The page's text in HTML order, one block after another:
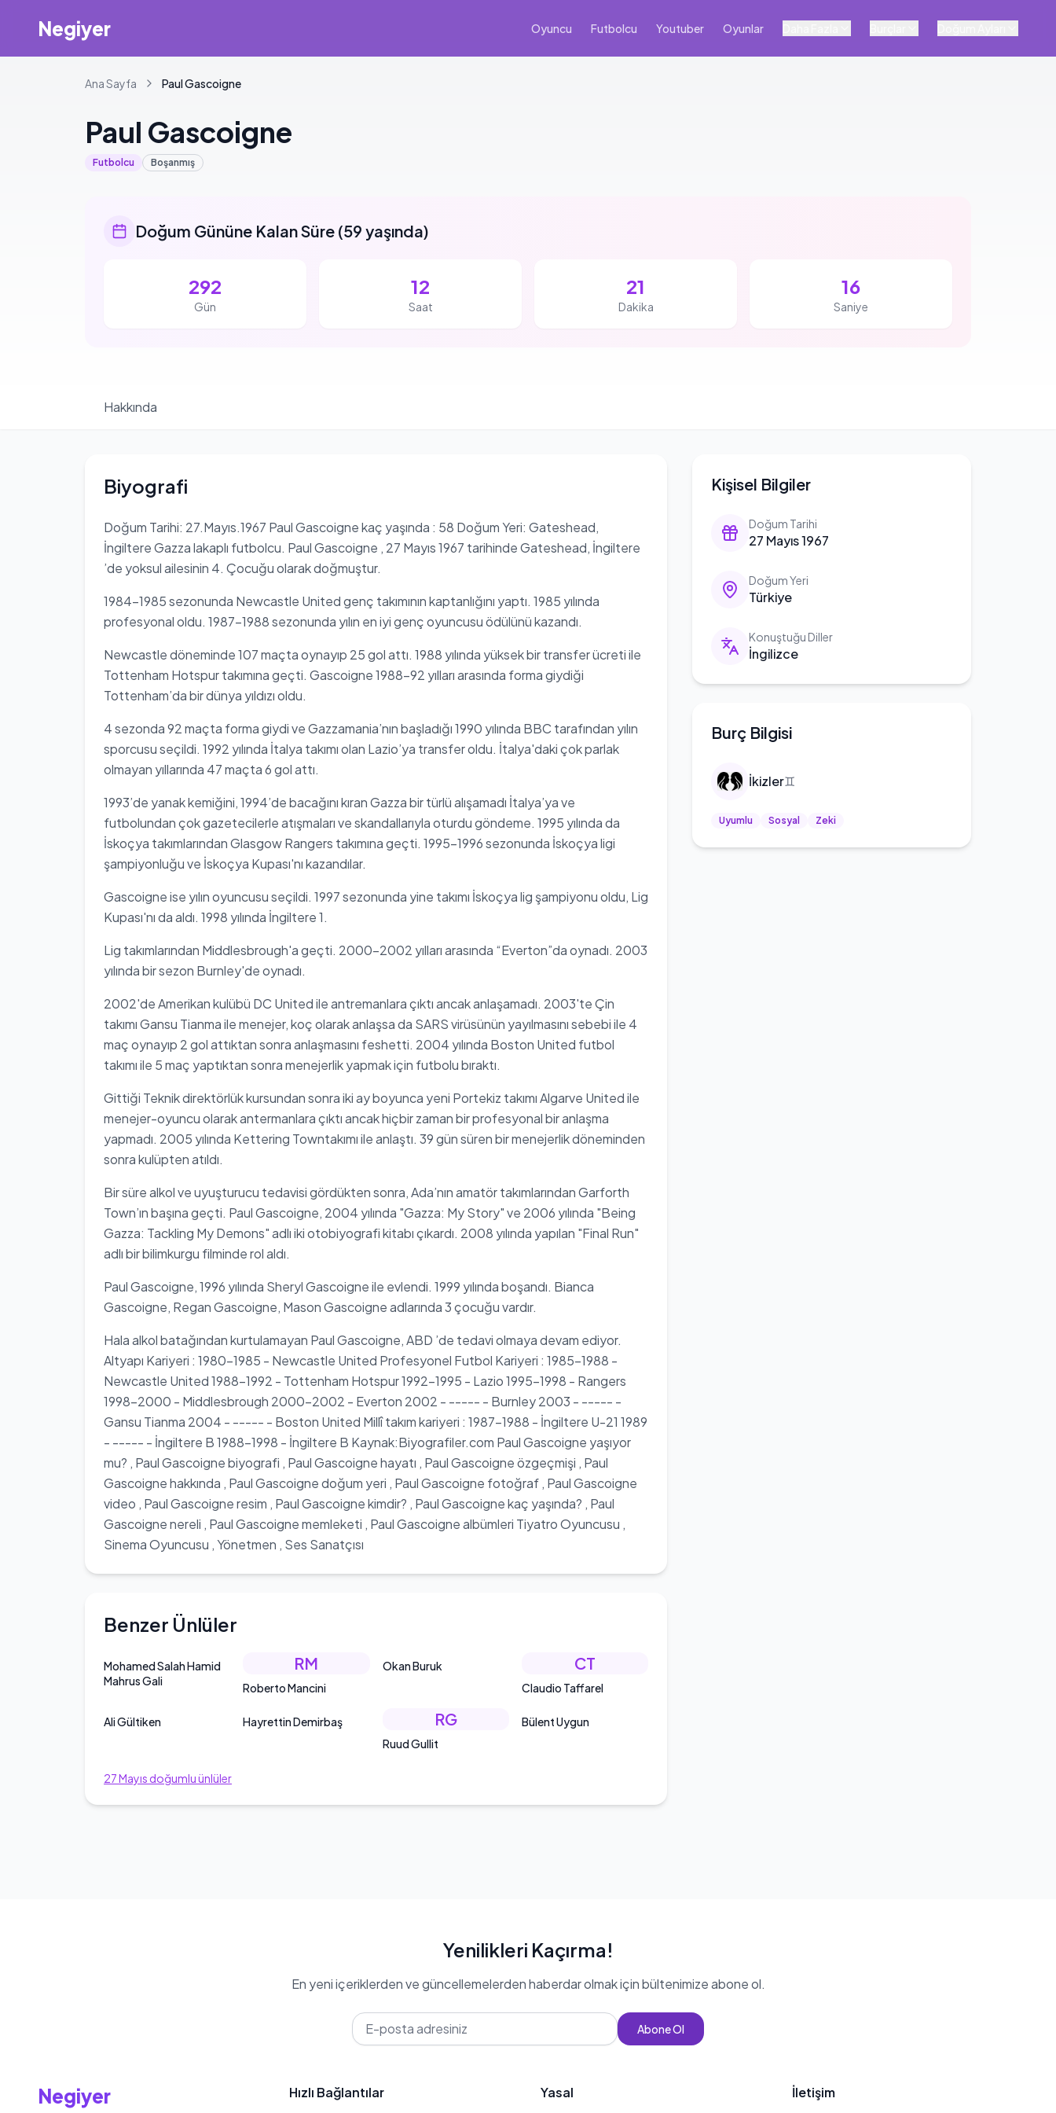
Negiyer Oyuncu Futbolcu Youtuber Oyunlar
Ana Sayfa PaulGascoigne
Paul Gascoigne
Futbolcu Boşanmış
Doğum Gününe Kalan Süre (59 yaşında)
292
Gün
12
Saat
21
Dakika
15
Saniye
Hakkında
Kişisel Bilgiler
Doğum Tarihi
27 Mayıs 1967
Doğum Yeri
Türkiye
Konuştuğu Diller
İngilizce
Burç Bilgisi
İkizler♊
Uyumlu Sosyal Zeki
Biyografi
Doğum Tarihi: 27.Mayıs.1967 Paul Gascoigne kaç yaşında : 58 Doğum Yeri: Gateshead,
İngiltere Gazza lakaplı futbolcu. Paul Gascoigne , 27 Mayıs 1967 tarihinde Gateshead, İngiltere
’de yoksul ailesinin 4. Çocuğu olarak doğmuştur.
1984-1985 sezonunda Newcastle United genç takımının kaptanlığını yaptı. 1985 yılında
profesyonal oldu. 1987-1988 sezonunda yılın en iyi genç oyuncusu ödülünü kazandı.
Newcastle döneminde 107 maçta oynayıp 25 gol attı. 1988 yılında yüksek bir transfer ücreti ile
Tottenham Hotspur takımına geçti. Gascoigne 1988-92 yılları arasında forma giydiği
Tottenham’da bir dünya yıldızı oldu.
4 sezonda 92 maçta forma giydi ve Gazzamania’nın başladığı 1990 yılında BBC tarafından yılın
sporcusu seçildi. 1992 yılında İtalya takımı olan Lazio’ya transfer oldu. İtalya'daki çok parlak
olmayan yıllarında 47 maçta 6 gol attı.
1993’de yanak kemiğini, 1994’de bacağını kıran Gazza bir türlü alışamadı İtalya’ya ve
futbolundan çok gazetecilerle atışmaları ve skandallarıyla oturdu göndeme. 1995 yılında da
İskoçya takımlarından Glasgow Rangers takımına geçti. 1995-1996 sezonunda İskoçya ligi
şampiyonluğu ve İskoçya Kupası'nı kazandılar.
Gascoigne ise yılın oyuncusu seçildi. 1997 sezonunda yine takımı İskoçya lig şampiyonu oldu, Lig
Kupası'nı da aldı. 1998 yılında İngiltere 1.
Lig takımlarından Middlesbrough'a geçti. 2000-2002 yılları arasında “Everton”da oynadı. 2003
yılında bir sezon Burnley'de oynadı.
2002'de Amerikan kulübü DC United ile antremanlara çıktı ancak anlaşamadı. 2003'te Çin
takımı Gansu Tianma ile menejer, koç olarak anlaşsa da SARS virüsünün yayılmasını sebebi ile 4
maç oynayıp 2 gol attıktan sonra anlaşmasını feshetti. 2004 yılında Boston United futbol
takımı ile 5 maç yaptıktan sonra menejerlik yapmak için futbolu bıraktı.
Gittiği Teknik direktörlük kursundan sonra iki ay boyunca yeni Portekiz takımı Algarve United ile
menejer-oyuncu olarak antermanlara çıktı ancak hiçbir zaman bir profesyonal bir anlaşma
yapmadı. 2005 yılında Kettering Towntakımı ile anlaştı. 39 gün süren bir menejerlik döneminden
sonra kulüpten atıldı.
Bir süre alkol ve uyuşturucu tedavisi gördükten sonra, Ada’nın amatör takımlarından Garforth
Town’ın başına geçti. Paul Gascoigne, 2004 yılında "Gazza: My Story" ve 2006 yılında "Being
Gazza: Tackling My Demons" adlı iki otobiyografi kitabı çıkardı. 2008 yılında yapılan "Final Run"
adlı bir bilimkurgu filminde rol aldı.
Paul Gascoigne, 1996 yılında Sheryl Gascoigne ile evlendi. 1999 yılında boşandı. Bianca
Gascoigne, Regan Gascoigne, Mason Gascoigne adlarında 3 çocuğu vardır.
Hala alkol batağından kurtulamayan Paul Gascoigne, ABD ’de tedavi olmaya devam ediyor.
Altyapı Kariyeri : 1980-1985 - Newcastle United Profesyonel Futbol Kariyeri : 1985-1988 -
Newcastle United 1988-1992 - Tottenham Hotspur 1992-1995 - Lazio 1995-1998 - Rangers
1998-2000 - Middlesbrough 2000-2002 - Everton 2002 - ----- - Burnley 2003 - ----- -
Gansu Tianma 2004 - ----- - Boston United Millî takım kariyeri : 1987-1988 - İngiltere U-21 1989
- ----- - İngiltere B 1988-1998 - İngiltere B Kaynak:Biyografiler.com Paul Gascoigne yaşıyor
mu? , Paul Gascoigne biyografi , Paul Gascoigne hayatı , Paul Gascoigne özgeçmişi , Paul
Gascoigne hakkında , Paul Gascoigne doğum yeri , Paul Gascoigne fotoğraf , Paul Gascoigne
video , Paul Gascoigne resim , Paul Gascoigne kimdir? , Paul Gascoigne kaç yaşında? , Paul
Gascoigne nereli , Paul Gascoigne memleketi , Paul Gascoigne albümleri Tiyatro Oyuncusu ,
Sinema Oyuncusu , Yönetmen , Ses Sanatçısı
Benzer Ünlüler
Mohamed Salah Hamid
Mahrus Gali
RM
Roberto Mancini
Okan Buruk CT
Claudio Taffarel
Ali Gültiken Hayrettin Demirbaş RG
Ruud Gullit
Bülent Uygun
27Mayıs doğumlu ünlüler
Yenilikleri Kaçırma!
En yeni içeriklerden ve güncellemelerden haberdar olmak için bültenimize abone ol.
Abone Ol
Negiyer Hızlı Bağlantılar Yasal İletişim